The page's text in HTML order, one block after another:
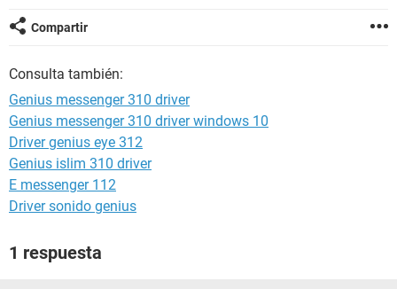
Compartir
Consulta también:
Genius messenger 310 driver
Genius messenger 310 driver windows 10
Driver genius eye 312
Genius islim 310 driver
E messenger 112
Driver sonido genius
1 respuesta